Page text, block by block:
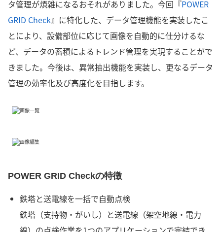
タ管理が煩雑になるおそれがありました。今回『POWER
GRID Check』に特化した、データ管理機能を実装したこ
とにより、設備部位に応じて画像を自動的に仕分けるな
ど、データの蓄積によるトレンド管理を実現することがで
きました。今後は、異常抽出機能を実装し、更なるデータ
管理の効率化及び高度化を目指します。
POWER GRID Checkの特徴
鉄塔と送電線を一括で自動点検
鉄塔（支持物・がいし）と送電線（架空地線・電力